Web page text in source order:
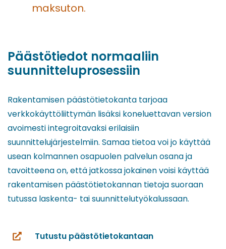
maksuton.
Päästötiedot normaaliin
suunnitteluprosessiin
Rakentamisen päästötietokanta tarjoaa
verkkokäyttöliittymän lisäksi koneluettavan version
avoimesti integroitavaksi erilaisiin
suunnittelujärjestelmiin. Samaa tietoa voi jo käyttää
usean kolmannen osapuolen palvelun osana ja
tavoitteena on, että jatkossa jokainen voisi käyttää
rakentamisen päästötietokannan tietoja suoraan
tutussa laskenta- tai suunnittelutyökalussaan.
Tutustu päästötietokantaan
(siirryt